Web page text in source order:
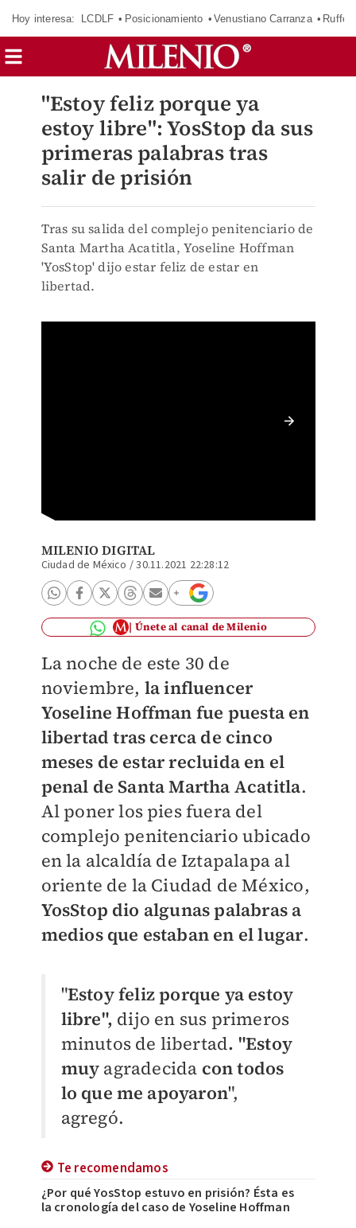
Hoy interesa: LCDLF Posicionamiento Venustiano Carranza Ruffo
"Estoy feliz porque ya
estoy libre": YosStop da sus
primeras palabras tras
salir de prisión
Tras su salida del complejo penitenciario de
Santa Martha Acatitla, Yoseline Hoffman
'YosStop' dijo estar feliz de estar en
libertad.
MILENIO DIGITAL
Ciudad de México /30.11.2021 22:28:12
Únete al canal de Milenio
La noche de este 30 de
noviembre, la influencer
Yoseline Hoffman fue puesta en
libertad tras cerca de cinco
meses de estar recluida en el
penal de Santa Martha Acatitla.
Al poner los pies fuera del
complejo penitenciario ubicado
en la alcaldía de Iztapalapa al
oriente de la Ciudad de México,
YosStop dio algunas palabras a
medios que estaban en el lugar.
"Estoy feliz porque ya estoy
libre", dijo en sus primeros
minutos de libertad. "Estoy
muy agradecida con todos
lo que me apoyaron",
agregó.
Te recomendamos
¿Por qué YosStop estuvo en prisión? Ésta es
la cronología del caso de Yoseline Hoffman